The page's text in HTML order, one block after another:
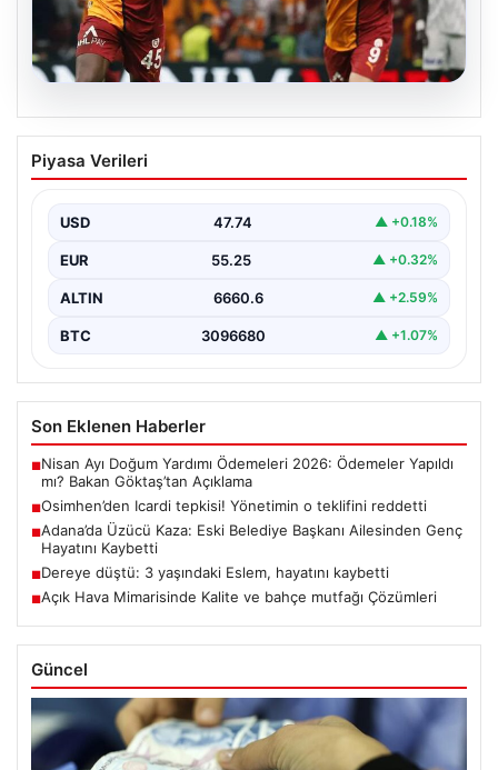
Osimhen’den Icardi tepkisi! Yönetimin o
teklifini reddetti
Piyasa Verileri
USD 47.74 ▲ +0.18%
EUR 55.25 ▲ +0.32%
ALTIN 6660.6 ▲ +2.59%
BTC 3096680 ▲ +1.07%
Son Eklenen Haberler
■Nisan Ayı Doğum Yardımı Ödemeleri 2026: Ödemeler Yapıldı
mı? Bakan Göktaş’tan Açıklama
■Osimhen’den Icardi tepkisi! Yönetimin o teklifini reddetti
■Adana’da Üzücü Kaza: Eski Belediye Başkanı Ailesinden Genç
Hayatını Kaybetti
■Dereye düştü: 3 yaşındaki Eslem, hayatını kaybetti
■Açık Hava Mimarisinde Kalite ve bahçe mutfağı Çözümleri
Güncel